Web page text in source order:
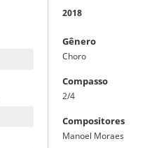
2018
Gênero
Choro
Compasso
2/4
Compositores
Manoel Moraes